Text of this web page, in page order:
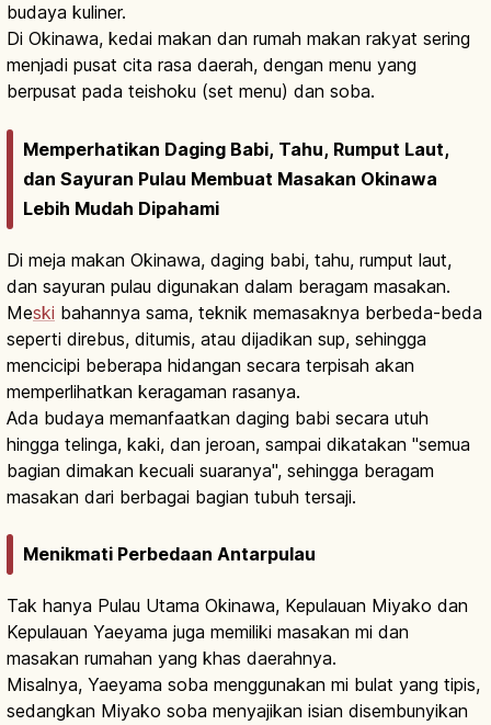
budaya kuliner.
Di Okinawa, kedai makan dan rumah makan rakyat sering
menjadi pusat cita rasa daerah, dengan menu yang
berpusat pada teishoku (set menu) dan soba.
Memperhatikan Daging Babi, Tahu, Rumput Laut,
dan Sayuran Pulau Membuat Masakan Okinawa
Lebih Mudah Dipahami
Di meja makan Okinawa, daging babi, tahu, rumput laut,
dan sayuran pulau digunakan dalam beragam masakan.
Meski bahannya sama, teknik memasaknya berbeda-beda
seperti direbus, ditumis, atau dijadikan sup, sehingga
mencicipi beberapa hidangan secara terpisah akan
memperlihatkan keragaman rasanya.
Ada budaya memanfaatkan daging babi secara utuh
hingga telinga, kaki, dan jeroan, sampai dikatakan "semua
bagian dimakan kecuali suaranya", sehingga beragam
masakan dari berbagai bagian tubuh tersaji.
Menikmati Perbedaan Antarpulau
Tak hanya Pulau Utama Okinawa, Kepulauan Miyako dan
Kepulauan Yaeyama juga memiliki masakan mi dan
masakan rumahan yang khas daerahnya.
Misalnya, Yaeyama soba menggunakan mi bulat yang tipis,
sedangkan Miyako soba menyajikan isian disembunyikan